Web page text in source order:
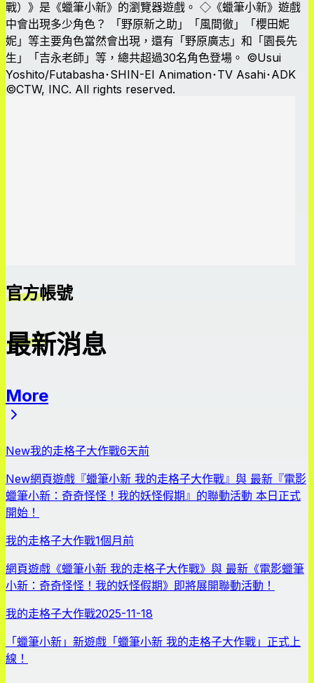
戰）》是《蠟筆小新》的瀏覽器遊戲。 ◇《蠟筆小新》遊戲
中會出現多少角色？ 「野原新之助」「風間徹」「櫻田妮
妮」等主要角色當然會出現，還有「野原廣志」和「園長先
生」「吉永老師」等，總共超過30名角色登場。 ©Usui
Yoshito/Futabasha･SHIN-EI Animation･TV Asahi･ADK
©CTW, INC. All rights reserved.
官方帳號
最新消息
More
New我的走格子大作戰6天前
New網頁遊戲『蠟筆小新 我的走格子大作戰』與 最新『電影
蠟筆小新：奇奇怪怪！我的妖怪假期』的聯動活動 本日正式
開始！
我的走格子大作戰1個月前
網頁遊戲《蠟筆小新 我的走格子大作戰》與 最新《電影蠟筆
小新：奇奇怪怪！我的妖怪假期》即將展開聯動活動！
我的走格子大作戰2025-11-18
「蠟筆小新」新遊戲「蠟筆小新 我的走格子大作戰」正式上
線！